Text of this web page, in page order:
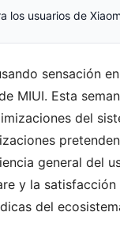
los usuarios de
sensación
MIUI. Esta
del
general del
y la
del